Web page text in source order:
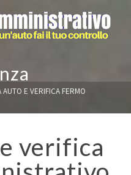
AUTO E VERIFICA FERMO
verifica